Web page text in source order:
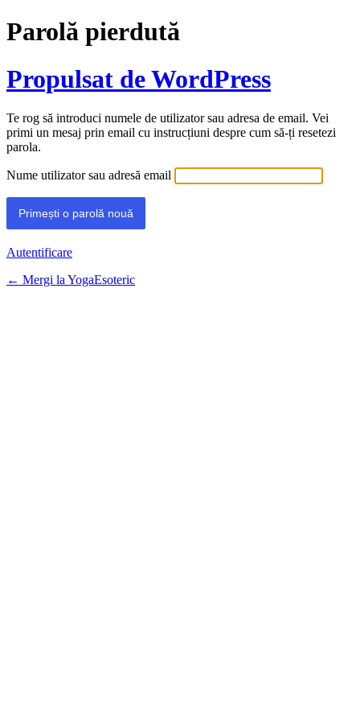
Parolă pierdută
Propulsat de WordPress
Te rog să introduci numele de utilizator sau adresa de email. Vei
primi un mesaj prin email cu instrucțiuni despre cum să-ți resetezi
parola.
Nume utilizator sau adresă email
Autentificare
← Mergi la YogaEsoteric